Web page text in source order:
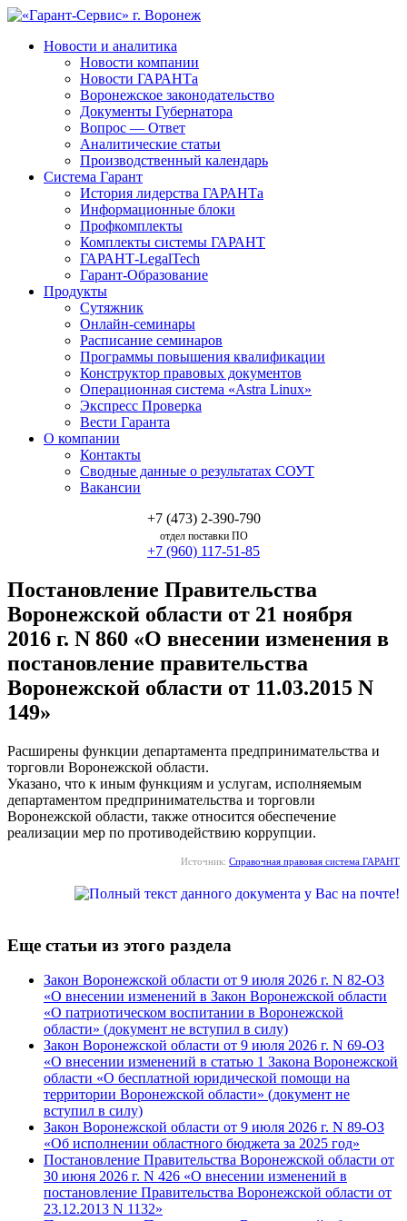
Новости и аналитика
Новости компании
Новости ГАРАНТа
Воронежское законодательство
Документы Губернатора
Вопрос — Ответ
Аналитические статьи
Производственный календарь
Система Гарант
История лидерства ГАРАНТа
Информационные блоки
Профкомплекты
Комплекты системы ГАРАНТ
ГАРАНТ-LegalTech
Гарант-Образование
Продукты
Сутяжник
Онлайн-семинары
Расписание семинаров
Программы повышения квалификации
Конструктор правовых документов
Операционная система «Astra Linux»
Экспресс Проверка
Вести Гаранта
О компании
Контакты
Сводные данные о результатах СОУТ
Вакансии
+7 (473) 2-390-790
отдел поставки ПО
+7 (960) 117-51-85
Постановление Правительства
Воронежской области от 21 ноября
2016 г. N 860 «О внесении изменения в
постановление правительства
Воронежской области от 11.03.2015 N
149»
Расширены функции департамента предпринимательства и
торговли Воронежской области.
Указано, что к иным функциям и услугам, исполняемым
департаментом предпринимательства и торговли
Воронежской области, также относится обеспечение
реализации мер по противодействию коррупции.
Источник: Справочная правовая система ГАРАНТ
Еще статьи из этого раздела
Закон Воронежской области от 9 июля 2026 г. N 82-ОЗ
«О внесении изменений в Закон Воронежской области
«О патриотическом воспитании в Воронежской
области» (документ не вступил в силу)
Закон Воронежской области от 9 июля 2026 г. N 69-ОЗ
«О внесении изменений в статью 1 Закона Воронежской
области «О бесплатной юридической помощи на
территории Воронежской области» (документ не
вступил в силу)
Закон Воронежской области от 9 июля 2026 г. N 89-ОЗ
«Об исполнении областного бюджета за 2025 год»
Постановление Правительства Воронежской области от
30 июня 2026 г. N 426 «О внесении изменений в
постановление Правительства Воронежской области от
23.12.2013 N 1132»